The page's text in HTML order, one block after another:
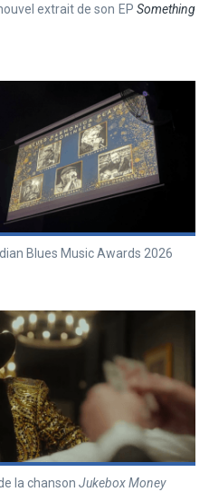
extrait de son EPSomething
Blues Music Awards 2026
la chanson Jukebox Money